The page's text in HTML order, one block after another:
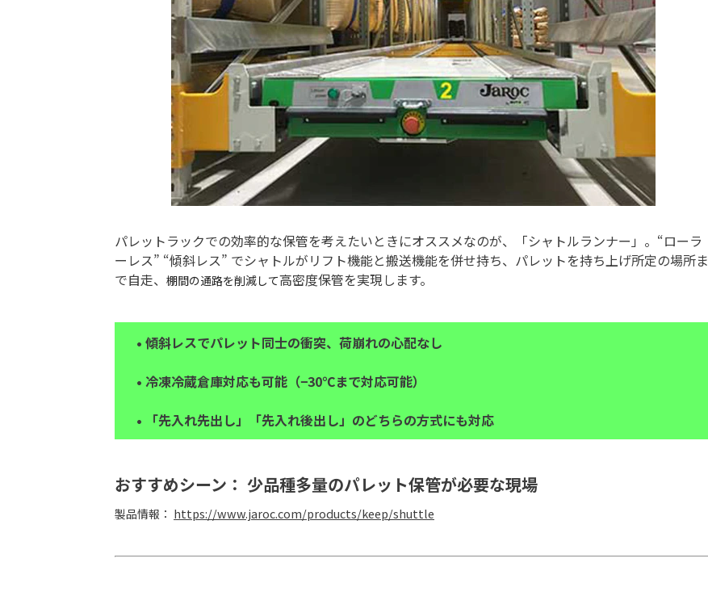
パレットラックでの効率的な保管を考えたいときにオススメなのが、「シャトルランナー」。“ローラ
ーレス” “傾斜レス” でシャトルがリフト機能と搬送機能を併せ持ち、パレットを持ち上げ所定の場所ま
で自走、 棚間の通路を削減して高密度保管を実現します。
• 傾斜レスでパレット同士の衝突、荷崩れの心配なし
• 冷凍冷蔵倉庫対応も可能（−30℃まで対応可能）
• 「先入れ先出し」「先入れ後出し」のどちらの方式にも対応
おすすめシーン： 少品種多量のパレット保管が必要な現場
製品情報： https://www.jaroc.com/products/keep/shuttle